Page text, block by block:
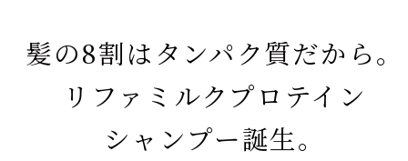
髪の8割はタンパク質だから。
リファミルクプロテイン
シャンプー誕生。